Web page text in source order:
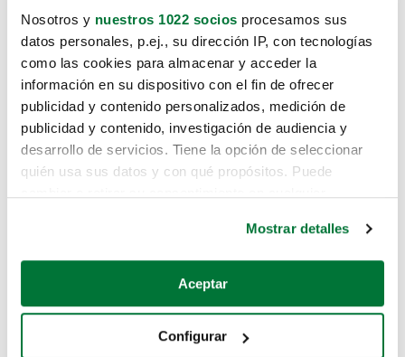
Nosotros y nuestros 1022 socios procesamos sus
datos personales, p.ej., su dirección IP, con tecnologías
como las cookies para almacenar y acceder la
información en su dispositivo con el fin de ofrecer
publicidad y contenido personalizados, medición de
publicidad y contenido, investigación de audiencia y
desarrollo de servicios. Tiene la opción de seleccionar
quién usa sus datos y con qué propósitos. Puede
Si lo permite, también quisiéramos:
Recopilar información sobre su ubicación geográfica
Identificar su dispositivo analizándolo activamente
Mostrar detalles
Aceptar
Configurar
Lo sentimos, no sabemos como
te hemos traido hasta aquí.
Pero puedes encontrar el coche que estás
buscando en alguno de estos enlaces:
Coches de segunda mano
Coches de km0